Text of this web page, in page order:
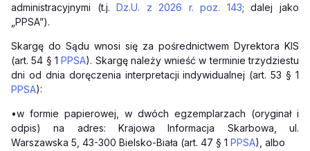
administracyjnymi (t.j.Dz.U. z 2026 r. poz. 143; dalej jako
„PPSA”).
Skargę do Sądu wnosi się za pośrednictwem Dyrektora KIS
(art. 54 § 1PPSA). Skargę należy wnieść w terminie trzydziestu
dni od dnia doręczenia interpretacji indywidualnej (art. 53 § 1
PPSA):
•w formie papierowej, w dwóch egzemplarzach (oryginał i
odpis) na adres: Krajowa Informacja Skarbowa, ul.
Warszawska 5, 43-300 Bielsko-Biała (art. 47 § 1 PPSA), albo